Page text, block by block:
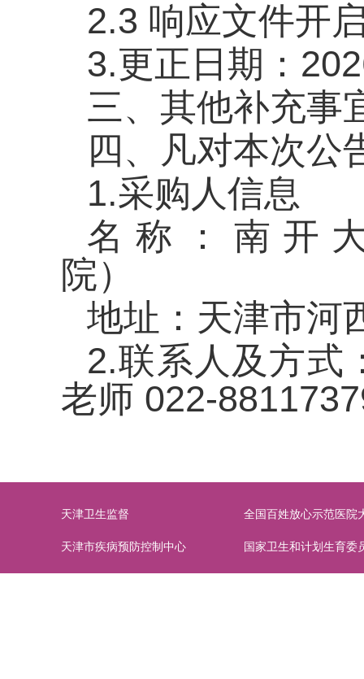
2.3 响应文件开
3.更正日期：
三、其他补充事
四、凡对本次公
1.采购人信息
名称：南开
院）
地址：天津市河
2.联系人及方式
老师 022-
天津卫生监督 全国百姓放心示范医院
天津市疾病预防控制中心 国家卫生和计划生育委